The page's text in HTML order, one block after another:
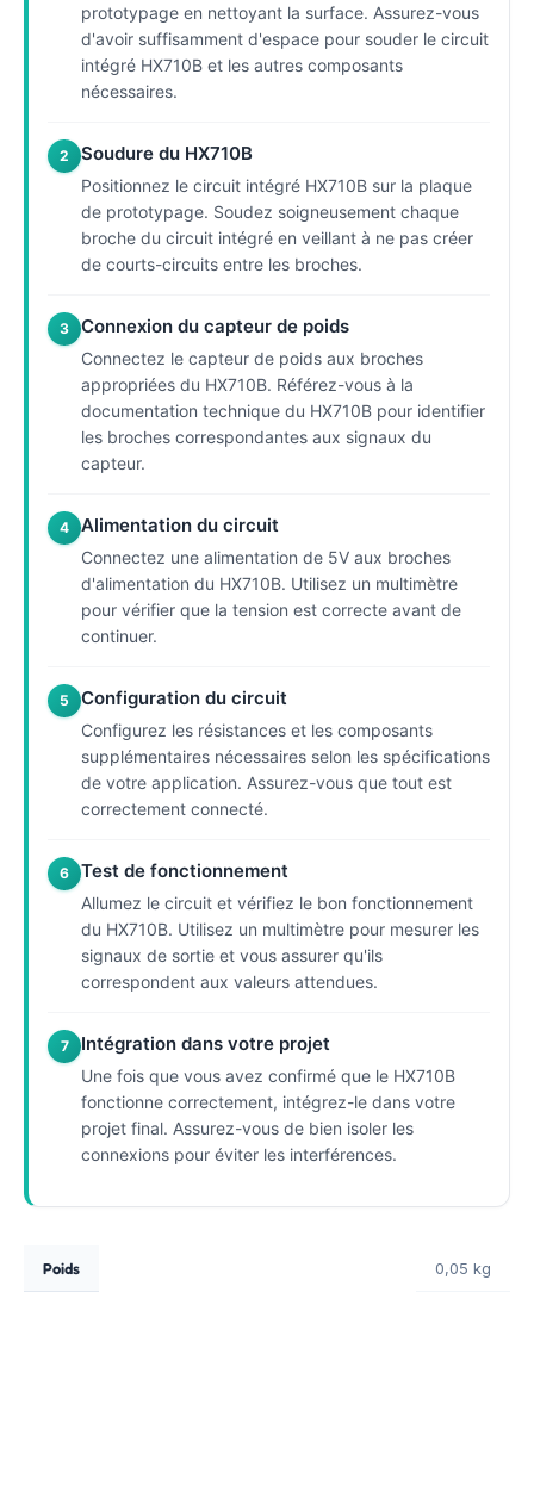
prototypage en nettoyant la surface. Assurez-vous
d'avoir suffisamment d'espace pour souder le circuit
intégré HX710B et les autres composants
nécessaires.
2 Soudure du HX710B
Positionnez le circuit intégré HX710B sur la plaque
de prototypage. Soudez soigneusement chaque
broche du circuit intégré en veillant à ne pas créer
de courts-circuits entre les broches.
3 Connexion du capteur de poids
Connectez le capteur de poids aux broches
appropriées du HX710B. Référez-vous à la
documentation technique du HX710B pour identifier
les broches correspondantes aux signaux du
capteur.
4 Alimentation du circuit
Connectez une alimentation de 5V aux broches
d'alimentation du HX710B. Utilisez un multimètre
pour vérifier que la tension est correcte avant de
continuer.
5 Configuration du circuit
Configurez les résistances et les composants
supplémentaires nécessaires selon les spécifications
de votre application. Assurez-vous que tout est
correctement connecté.
6 Test de fonctionnement
Allumez le circuit et vérifiez le bon fonctionnement
du HX710B. Utilisez un multimètre pour mesurer les
signaux de sortie et vous assurer qu'ils
correspondent aux valeurs attendues.
7 Intégration dans votre projet
Une fois que vous avez confirmé que le HX710B
fonctionne correctement, intégrez-le dans votre
projet final. Assurez-vous de bien isoler les
connexions pour éviter les interférences.
Poids 0,05 kg